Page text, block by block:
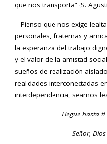
que nos transporta” (S.
Pienso que nos exige
personales, fraternas y
la esperanza del trabajo
y el valor de la amistad
sueños de realización
realidades interconectadas
interdependencia, seamos
Llegue hasta ti
Señor,